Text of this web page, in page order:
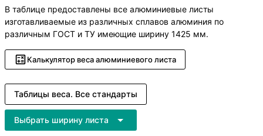
В таблице предоставлены все алюминиевые листы
изготавливаемые из различных сплавов алюминия по
различным ГОСТ и ТУ имеющие ширину 1425 мм.
Калькулятор веса алюминиевого листа
Таблицы веса. Все стандарты
Выбрать ширину листа